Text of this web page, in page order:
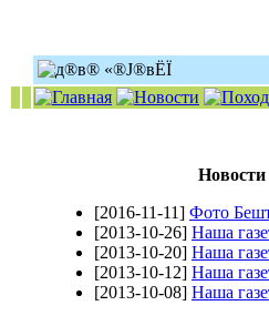
Новости
[2016-11-11] Фото
[2013-10-26] Наша
[2013-10-20] Наша
[2013-10-12] Наша
[2013-10-08] Наша